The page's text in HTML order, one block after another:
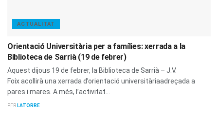
ACTUALITAT
Orientació Universitària per a famílies: xerrada a la
Biblioteca de Sarrià (19 de febrer)
Aquest dijous 19 de febrer, la Biblioteca de Sarrià – J.V.
Foix acollirà una xerrada d’orientació universitàriaadreçada a
pares i mares. A més, l’activitat...
PER LATORRE